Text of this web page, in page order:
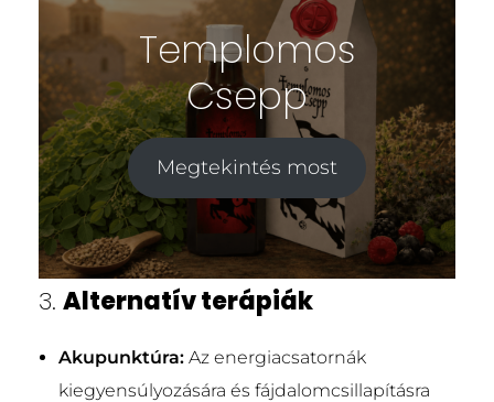
Templomos
Csepp
Megtekintés most
3. Alternatív terápiák
Akupunktúra:Az energiacsatornák
kiegyensúlyozására és fájdalomcsillapításra